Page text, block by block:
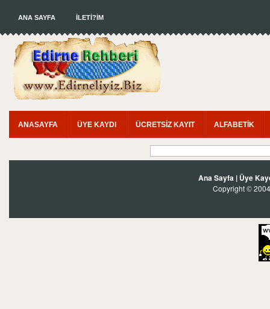
ANA SAYFA İLETİ?İM
ANASAYFA ÜYE KAYDI ÜCRETSİZ KAYIT ALFABETİK
Ana Sayfa | Üye
Copyright ©